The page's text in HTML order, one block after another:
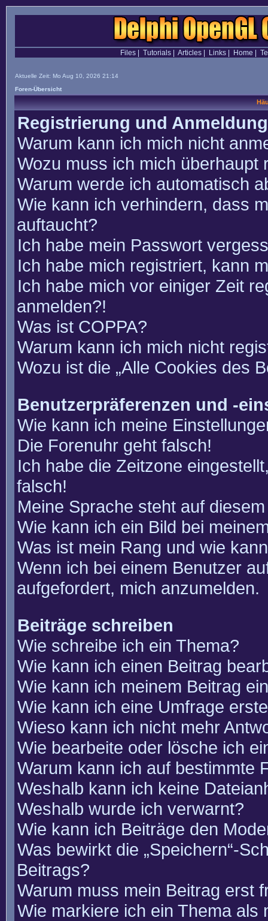
Files| Tutorials| Articles| Links| Home
Aktuelle Zeit: Mo Aug 10, 2026 21:14
Foren-Übersicht
Registrierung und Anmeldung
Warum kann ich mich nicht
Wozu muss ich mich überhaupt
Warum werde ich automatisch
Wie kann ich verhindern, dass
auftaucht?
Ich habe mein Passwort
Ich habe mich registriert, kann
Ich habe mich vor einiger Zeit
anmelden?!
Was ist COPPA?
Warum kann ich mich nicht
Wozu ist die „Alle Cookies des
Benutzerpräferenzen und -
Wie kann ich meine
Die Forenuhr geht falsch!
Ich habe die Zeitzone
falsch!
Meine Sprache steht auf
Wie kann ich ein Bild bei
Was ist mein Rang und wie
Wenn ich bei einem Benutzer
aufgefordert, mich anzumelden.
Beiträge schreiben
Wie schreibe ich ein Thema?
Wie kann ich einen Beitrag
Wie kann ich meinem Beitrag
Wie kann ich eine Umfrage
Wieso kann ich nicht mehr
Wie bearbeite oder lösche ich
Warum kann ich auf bestimmte
Weshalb kann ich keine
Weshalb wurde ich verwarnt?
Wie kann ich Beiträge den
Was bewirkt die „Speichern“-
Beitrags?
Warum muss mein Beitrag erst
Wie markiere ich ein Thema als